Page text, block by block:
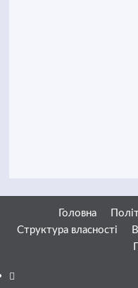
Головна
Структура власності
Facebook